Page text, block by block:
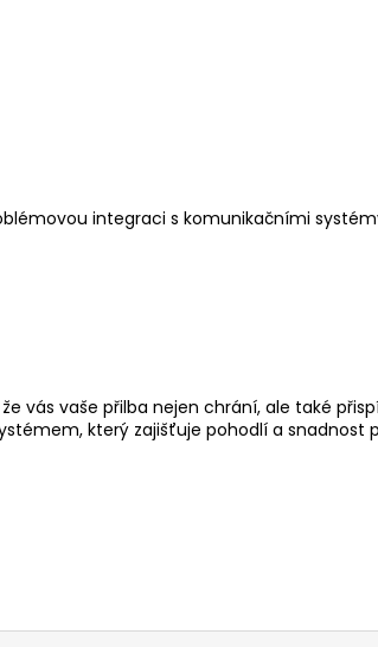
integraci s komunikačními
vás vaše přilba nejen chrání, ale také
který zajišťuje pohodlí a snadnost